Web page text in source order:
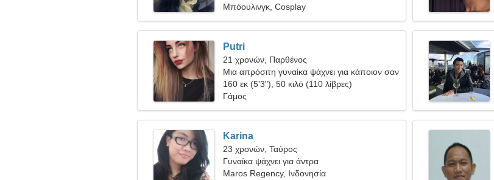
Μπόουλινγκ, Cosplay
Putri
21 χρονών, Παρθένος
Μια απρόσιτη γυναίκα ψάχνει για κάποιον σαν
εσένα
160 εκ (5'3"), 50 κιλό (110 λίβρες)
Γάμος
Karina
23 χρονών, Ταύρος
Γυναίκα ψάχνει για άντρα
Maros Regency, Ινδονησία